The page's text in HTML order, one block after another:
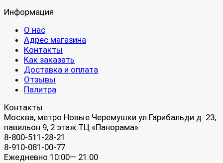
Информация
О нас
Адрес магазина
Контакты
Как заказать
Доставка и оплата
Отзывы
Палитра
Контакты
Москва, метро Новые Черемушки ул.Гарибальди д. 23,
павильон 9, 2 этаж ТЦ «Панорама»
8-800-511-28-21
8-910-081-00-77
Ежедневно 10:00— 21:00